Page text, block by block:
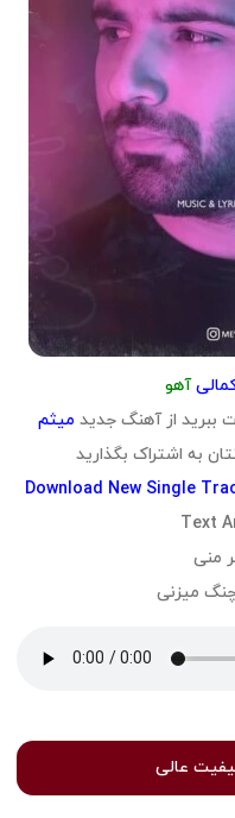
آهو
ببرید از آهنگ جدید میثم
به اشتراک بگذارید
Download New Single
Text
منی
میزنی
عالی